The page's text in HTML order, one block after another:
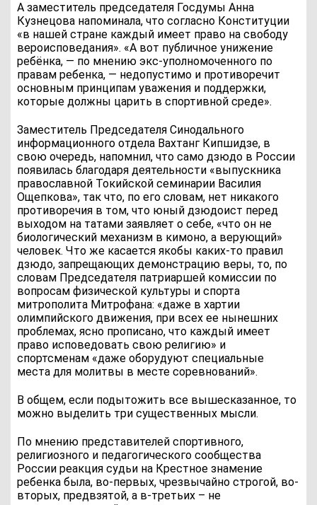
А заместитель председателя Госдумы Анна
Кузнецова напоминала, что согласно Конституции
«в нашей стране каждый имеет право на свободу
вероисповедания». «А вот публичное унижение
ребёнка, — по мнению экс-уполномоченного по
правам ребенка, — недопустимо и противоречит
основным принципам уважения и поддержки,
которые должны царить в спортивной среде».
Заместитель Председателя Синодального
информационного отдела Вахтанг Кипшидзе, в
свою очередь, напомнил, что само дзюдо в России
появилась благодаря деятельности «выпускника
православной Токийской семинарии Василия
Ощепкова», так что, по его словам, нет никакого
противоречия в том, что юный дзюдоист перед
выходом на татами заявляет о себе, «что он не
биологический механизм в кимоно, а верующий»
человек. Что же касается якобы каких-то правил
дзюдо, запрещающих демонстрацию веры, то, по
словам Председателя патриаршей комиссии по
вопросам физической культуры и спорта
митрополита Митрофана: «даже в хартии
олимпийского движения, при всех ее нынешних
проблемах, ясно прописано, что каждый имеет
право исповедовать свою религию» и
спортсменам «даже оборудуют специальные
места для молитвы в месте соревнований».
В общем, если подытожить все вышесказанное, то
можно выделить три существенных мысли.
По мнению представителей спортивного,
религиозного и педагогического сообщества
России реакция судьи на Крестное знамение
ребенка была, во-первых, чрезвычайно строгой, во-
вторых, предвзятой, а в-третьих – не